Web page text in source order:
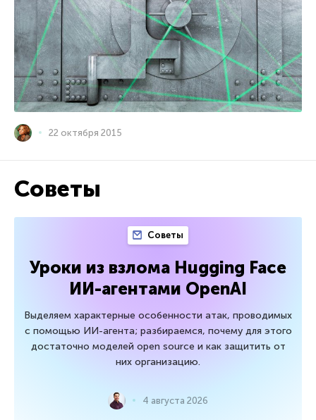
22 октября 2015
Советы
Советы
Уроки из взлома Hugging Face
ИИ-агентами OpenAI
Выделяем характерные особенности атак, проводимых
с помощью ИИ-агента; разбираемся, почему для этого
достаточно моделей open source и как защитить от
них организацию.
4 августа 2026